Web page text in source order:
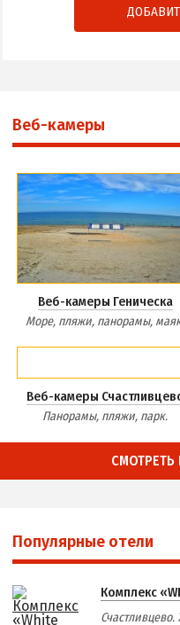
Веб-камеры
Веб-камеры Геническа
Море, пляжи, панорамы,
Веб-камеры
Панорамы, пляжи, парк.
СМОТРЕТЬ
Популярные отели
Комплекс
Счастливцево.